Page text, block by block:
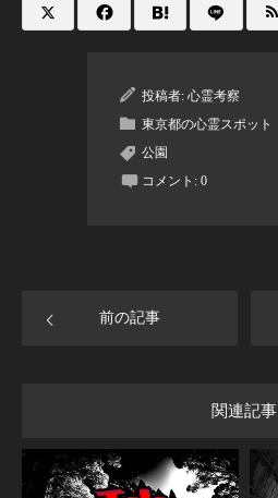
投稿者: 心霊考察
東京都の心霊スポット
公園
コメント: 0
前の記事
関連記事